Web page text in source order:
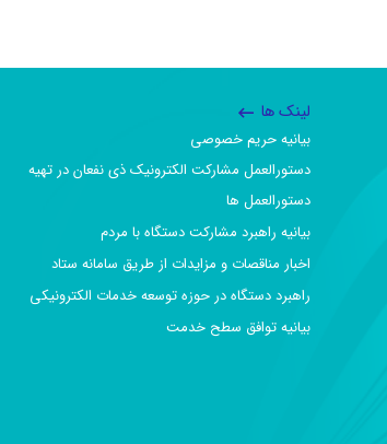
لینک ها
بیانیه حریم خصوصی
دستورالعمل مشارکت الکترونیک ذی نفعان در تهیه
دستورالعمل ها
بیانیه راهبرد مشارکت دستگاه با مردم
اخبار مناقصات و مزایدات از طریق سامانه ستاد
راهبرد دستگاه در حوزه توسعه خدمات الکترونیکی
بیانیه توافق سطح خدمت